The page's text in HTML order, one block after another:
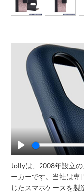
Play
Jollyは、2008年設立
ーカーです。当社は専
じたスマホケースを